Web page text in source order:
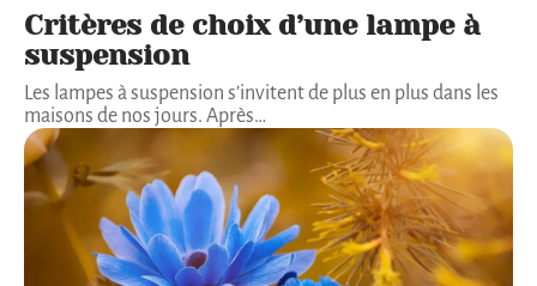
Critères de choix d’une lampe à
suspension
Les lampes à suspension s’invitent de plus en plus dans les
maisons de nos jours. Après…